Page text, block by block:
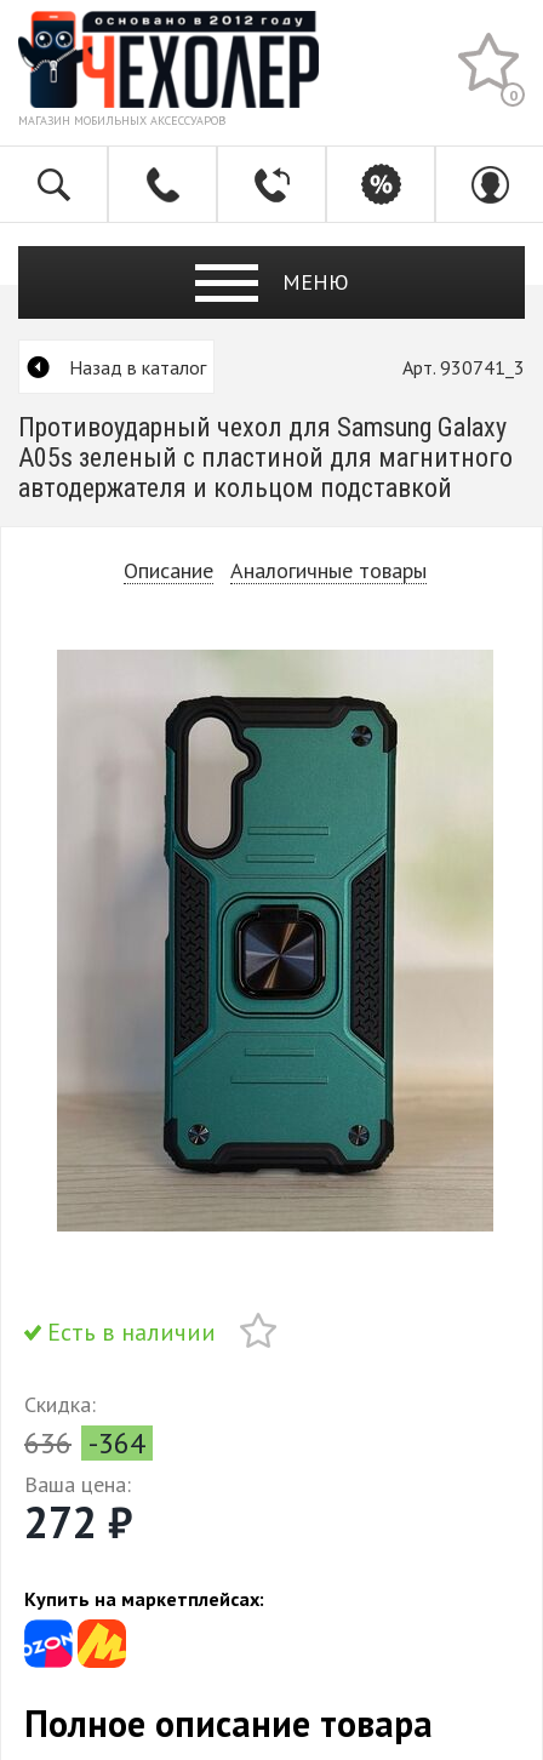
МАГАЗИН МОБИЛЬНЫХ АКСЕССУАРОВ
0
МЕНЮ
Назад в каталог Арт. 930741_3
Противоударный чехол для Samsung Galaxy
A05s зеленый с пластиной для магнитного
автодержателя и кольцом подставкой
Описание Аналогичные товары
Есть в наличии
Скидка:
636 -364
Ваша цена:
272 ₽
Купить на маркетплейсах:
Полное описание товара